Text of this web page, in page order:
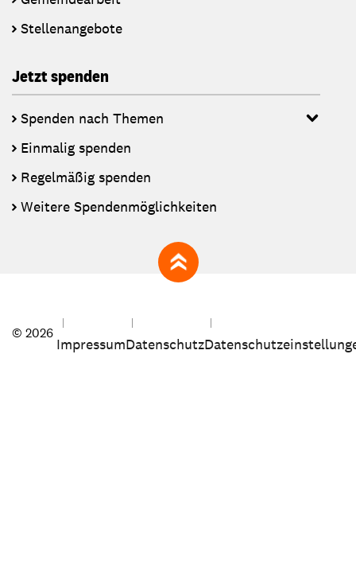
Stellenangebote
Jetzt spenden
Spenden nach Themen
Einmalig spenden
Regelmäßig spenden
Weitere Spendenmöglichkeiten
zum Seitenanfang
© 2026
ImpressumDatenschutz